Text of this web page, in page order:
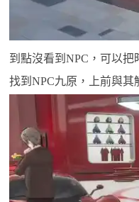
到點沒看到NPC，可以把
找到NPC九原，上前與其